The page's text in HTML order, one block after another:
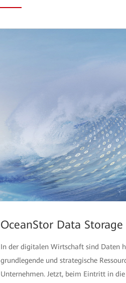
OceanStor Data Storage
In der digitalen Wirtschaft sind Daten
grundlegende und strategische
Unternehmen. Jetzt, beim Eintritt in